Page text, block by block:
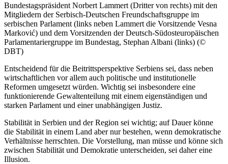
Bundestagspräsident Norbert Lammert (Dritter von rechts) mit den
Mitgliedern der Serbisch-Deutschen Freundschaftsgruppe im
serbischen Parlament (links neben Lammert die Vorsitzende Vesna
Marković) und dem Vorsitzenden der Deutsch-Südosteuropäischen
Parlamentariergruppe im Bundestag, Stephan Albani (links) (©
DBT)
Entscheidend für die Beitrittsperspektive Serbiens sei, dass neben
wirtschaftlichen vor allem auch politische und institutionelle
Reformen umgesetzt würden. Wichtig sei insbesondere eine
funktionierende Gewaltenteilung mit einem eigenständigen und
starken Parlament und einer unabhängigen Justiz.
Stabilität in Serbien und der Region sei wichtig; auf Dauer könne
die Stabilität in einem Land aber nur bestehen, wenn demokratische
Verhältnisse herrschten. Die Vorstellung, man müsse und könne sich
zwischen Stabilität und Demokratie unterscheiden, sei daher eine
Illusion.